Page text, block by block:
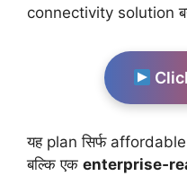
connectivity solution
यह plan सिर्फ
बल्कि एक